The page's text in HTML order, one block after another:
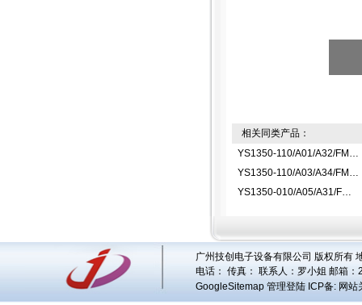
相关同类产品：
YS1350-110/A01/A32/FM指示控制器
YS1350-110/A03/A34/FM指示控制器
YS1350-010/A05/A31/FM指示控制器
广州技创电子设备有限公司 版权所有
电话： 传真： 联系人： 罗小姐 邮箱：
GoogleSitemap 管理登陆 ICP备: 网站